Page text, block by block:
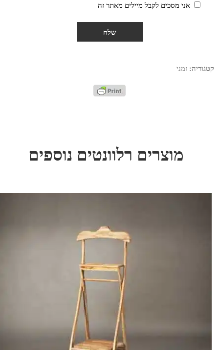
אני מסכים לקבל מיילים מאתר זה
קטגוריה: זמני
מוצרים רלוונטים נוספים